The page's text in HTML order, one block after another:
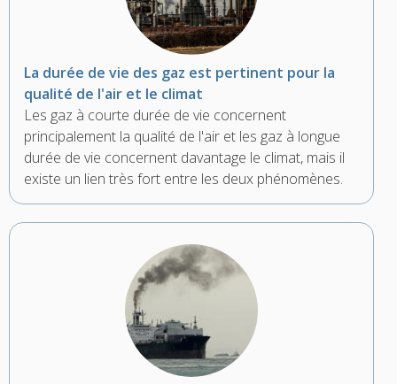
La durée de vie des gaz est pertinent pour la
qualité de l'air et le climat
Les gaz à courte durée de vie concernent
principalement la qualité de l'air et les gaz à longue
durée de vie concernent davantage le climat, mais il
existe un lien très fort entre les deux phénomènes.